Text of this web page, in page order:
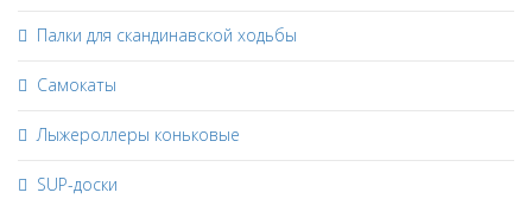
Палки для скандинавской ходьбы
Самокаты
Лыжероллеры коньковые
SUP-доски